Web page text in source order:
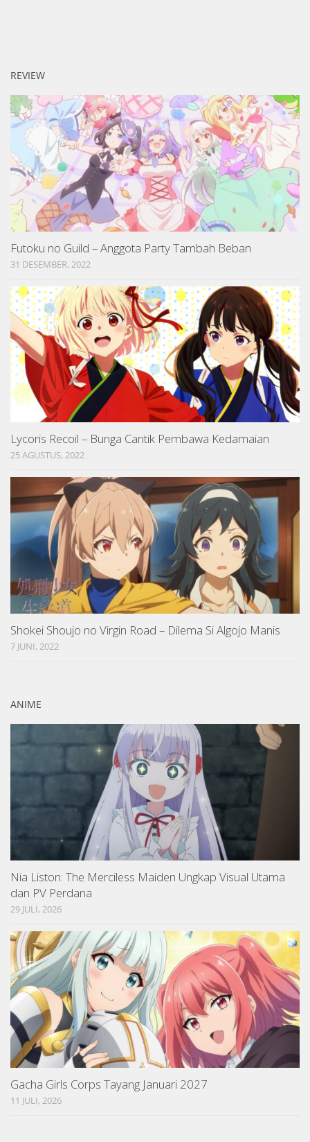
REVIEW
Futoku no Guild – Anggota Party Tambah Beban
31 DESEMBER, 2022
Lycoris Recoil – Bunga Cantik Pembawa Kedamaian
25 AGUSTUS, 2022
Shokei Shoujo no Virgin Road – Dilema Si Algojo Manis
7 JUNI, 2022
ANIME
Nia Liston: The Merciless Maiden Ungkap Visual Utama
dan PV Perdana
29 JULI, 2026
Gacha Girls Corps Tayang Januari 2027
11 JULI, 2026